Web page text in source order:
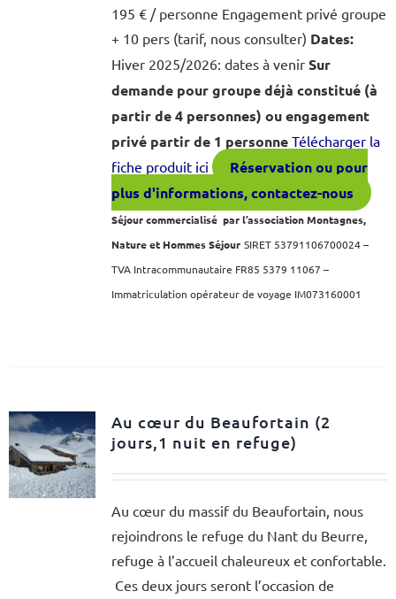
195 € / personne Engagement privé groupe
+ 10 pers (tarif, nous consulter) Dates:
Hiver 2025/2026: dates à venir Sur
demande pour groupe déjà constitué (à
partir de 4 personnes) ou engagement
privé partir de 1 personne Télécharger la
fiche produit ici
Réservation ou pour
plus d'informations, contactez-nous
Séjour commercialisé par l’association Montagnes,
Nature et Hommes Séjour SIRET 53791106700024 –
TVA Intracommunautaire FR85 5379 11067 –
Immatriculation opérateur de voyage IM073160001
Au cœur du Beaufortain (2
jours,1 nuit en refuge)
Au cœur du massif du Beaufortain, nous
rejoindrons le refuge du Nant du Beurre,
refuge à l’accueil chaleureux et confortable.
Ces deux jours seront l’occasion de